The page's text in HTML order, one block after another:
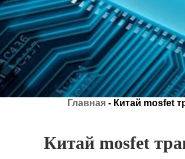
Главная - Китай mosfet
Китай mosfet